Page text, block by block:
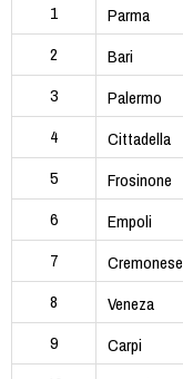
1
Parma
2
Bari
3
Palermo
4
Cittadella
5
Frosinone
6
Empoli
7
Cremonese
8
Veneza
9
Carpi